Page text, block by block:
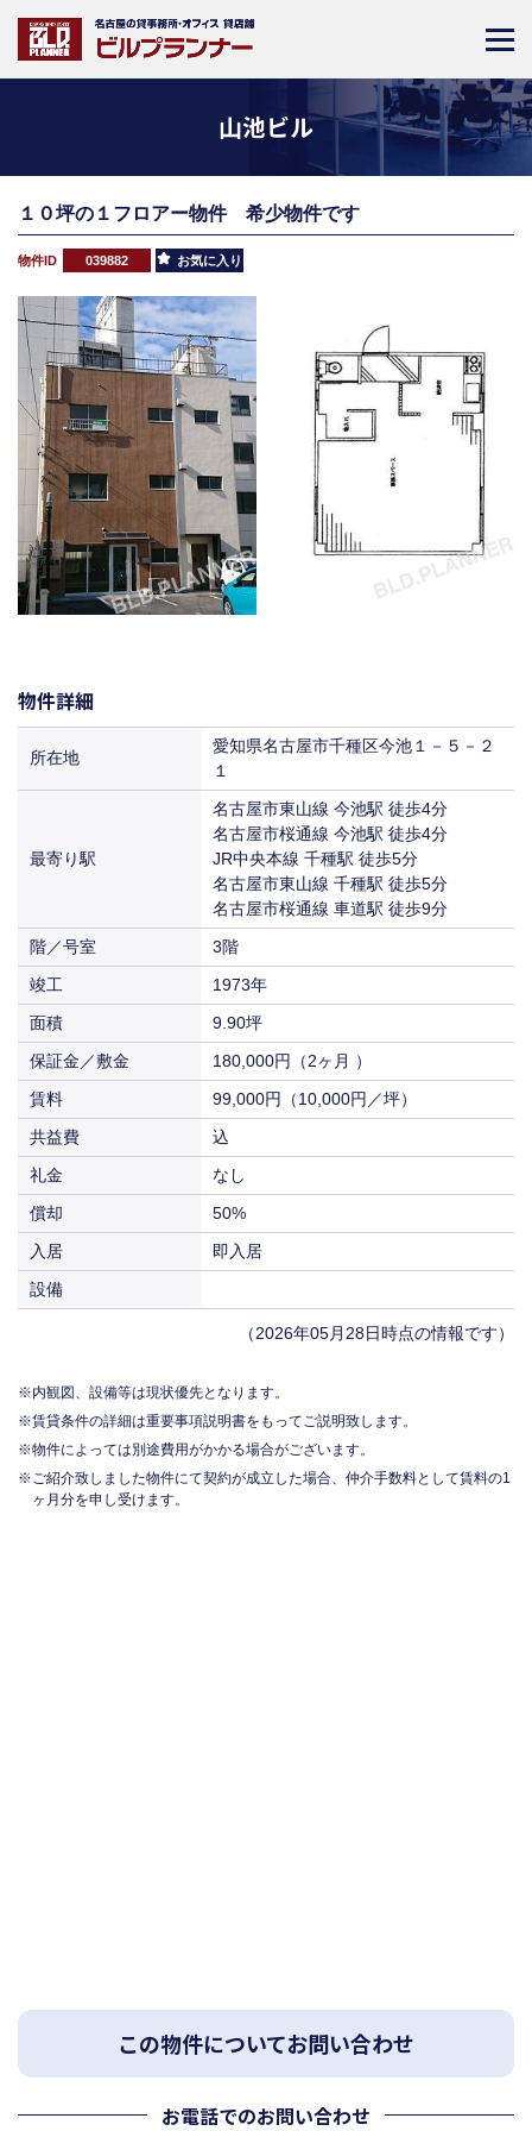
山池ビル
１０坪の１フロアー物件 希少物件です
物件ID 039882 お気に入り
物件詳細
所在地
愛知県名古屋市千種区今池１－５－２
１
最寄り駅
名古屋市東山線 今池駅 徒歩4分
名古屋市桜通線 今池駅 徒歩4分
JR中央本線 千種駅 徒歩5分
名古屋市東山線 千種駅 徒歩5分
名古屋市桜通線 車道駅 徒歩9分
階／号室
3階
竣工
1973年
面積
9.90坪
保証金／敷金
180,000円（2ヶ月 ）
賃料
99,000円（10,000円／坪）
共益費
込
礼金
なし
償却
50%
入居
即入居
設備
（2026年05月28日時点の情報です）
内観図、設備等は現状優先となります。
賃貸条件の詳細は重要事項説明書をもってご説明致します。
物件によっては別途費用がかかる場合がございます。
ご紹介致しました物件にて契約が成立した場合、仲介手数料として賃料の1
ヶ月分を申し受けます。
この物件についてお問い合わせ
お電話でのお問い合わせ